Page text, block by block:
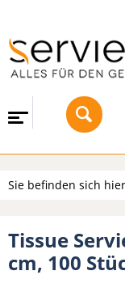
Sie befinden sich
Tissue
cm, 100